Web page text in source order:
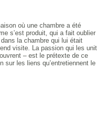
où une chambre a été
s’est produit, qui a fait oublier
la chambre qui lui était
visite. La passion qui les unit
– est le prétexte de ce
sur les liens qu’entretiennent le